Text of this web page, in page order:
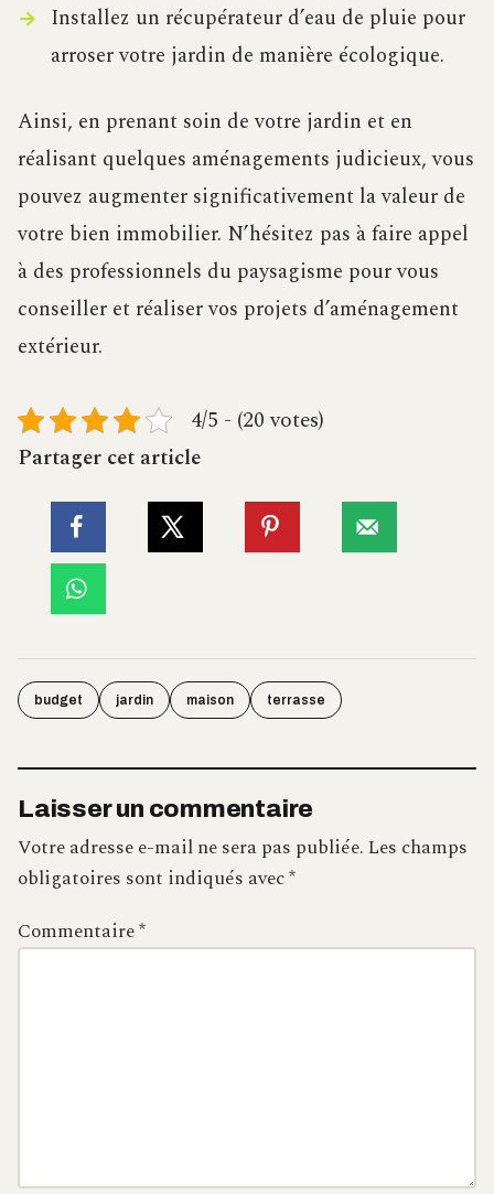
Installez un récupérateur d’eau de pluie pour
arroser votre jardin de manière écologique.
Ainsi, en prenant soin de votre jardin et en
réalisant quelques aménagements judicieux, vous
pouvez augmenter significativement la valeur de
votre bien immobilier. N’hésitez pas à faire appel
à des professionnels du paysagisme pour vous
conseiller et réaliser vos projets d’aménagement
extérieur.
4/5 - (20 votes)
Partager cet article
budget jardin maison terrasse
Laisser un commentaire
Votre adresse e-mail ne sera pas publiée.Les champs
obligatoires sont indiqués avec*
Commentaire*